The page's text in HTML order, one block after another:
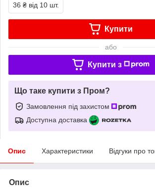
36 ₴ від 10 шт.
Купити
або
Купити з
Що таке купити з Пром?
Замовлення під захистом
Доступна доставка
Опис Характеристики Відгуки про
Опис